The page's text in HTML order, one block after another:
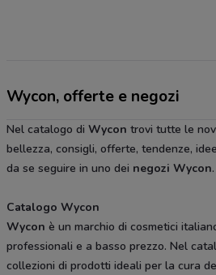
Wycon, offerte e negozi
Nel catalogo di Wycon trovi tutte le
bellezza, consigli, offerte, tendenze,
da se seguire in uno dei negozi Wycon.
Catalogo Wycon
Wycon è un marchio di cosmetici
professionali e a basso prezzo. Nel
collezioni di prodotti ideali per la cura